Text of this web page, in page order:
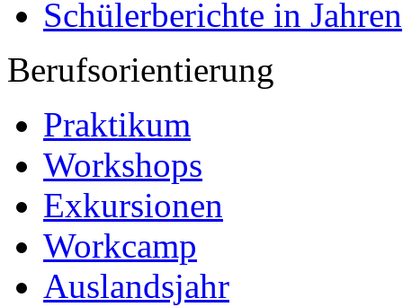
Schülerberichte in Jahren
Berufsorientierung
Praktikum
Workshops
Exkursionen
Workcamp
Auslandsjahr